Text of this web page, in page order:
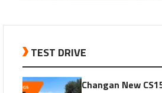
TEST DRIVE
Changan New